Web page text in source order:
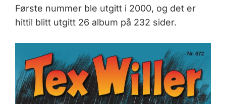
Første nummer ble utgitt i 2000, og det er
hittil blitt utgitt 26 album på 232 sider.